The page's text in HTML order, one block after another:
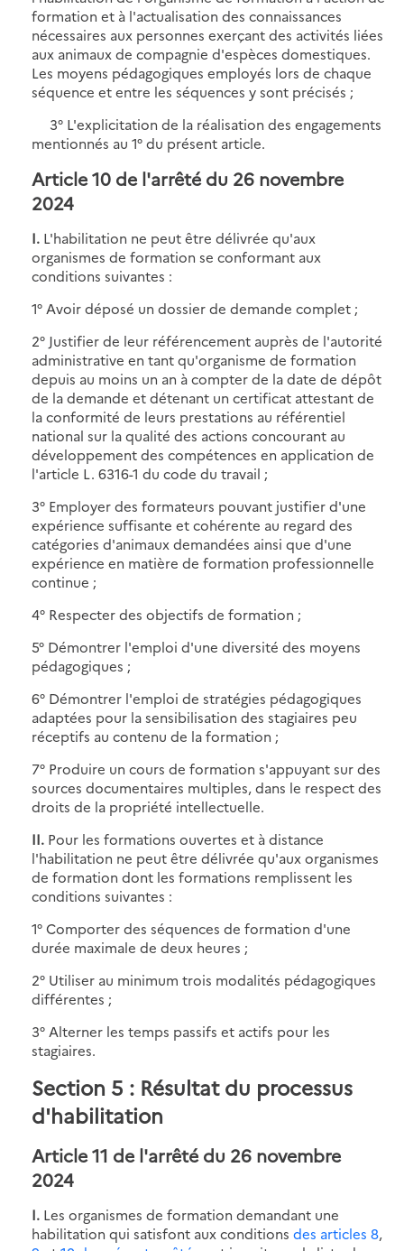
formation et à l'actualisation des connaissances
nécessaires aux personnes exerçant des activités liées
aux animaux de compagnie d'espèces domestiques.
Les moyens pédagogiques employés lors de chaque
séquence et entre les séquences y sont précisés ;
3° L'explicitation de la réalisation des engagements
mentionnés au 1° du présent article.
Article 10 de l'arrêté du 26 novembre
2024
I. L'habilitation ne peut être délivrée qu'aux
organismes de formation se conformant aux
conditions suivantes :
1° Avoir déposé un dossier de demande complet ;
2° Justifier de leur référencement auprès de l'autorité
administrative en tant qu'organisme de formation
depuis au moins un an à compter de la date de dépôt
de la demande et détenant un certificat attestant de
la conformité de leurs prestations au référentiel
national sur la qualité des actions concourant au
développement des compétences en application de
l'article L. 6316-1 du code du travail ;
3° Employer des formateurs pouvant justifier d'une
expérience suffisante et cohérente au regard des
catégories d'animaux demandées ainsi que d'une
expérience en matière de formation professionnelle
continue ;
4° Respecter des objectifs de formation ;
5° Démontrer l'emploi d'une diversité des moyens
pédagogiques ;
6° Démontrer l'emploi de stratégies pédagogiques
adaptées pour la sensibilisation des stagiaires peu
réceptifs au contenu de la formation ;
7° Produire un cours de formation s'appuyant sur des
sources documentaires multiples, dans le respect des
droits de la propriété intellectuelle.
II. Pour les formations ouvertes et à distance
l'habilitation ne peut être délivrée qu'aux organismes
de formation dont les formations remplissent les
conditions suivantes :
1° Comporter des séquences de formation d'une
durée maximale de deux heures ;
2° Utiliser au minimum trois modalités pédagogiques
différentes ;
3° Alterner les temps passifs et actifs pour les
stagiaires.
Section 5 : Résultat du processus
d'habilitation
Article 11 de l'arrêté du 26 novembre
2024
I. Les organismes de formation demandant une
habilitation qui satisfont aux conditions des articles 8,